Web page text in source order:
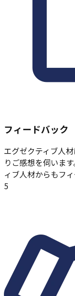
フィードバック
エグゼクティブ人
りご感想を伺いま
ィブ人材からもフ
5